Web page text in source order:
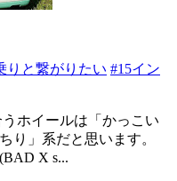
りと繋がりたい #15イン
ホイールは「かっこい
り」系だと思います。
X s...